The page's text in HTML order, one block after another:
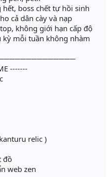
boss chết tự hồi sinh
cả dân cày và nạp
không giới hạn cấp độ
kỳ mỗi tuần không nhàm
-------
relic )
đồ
web zen